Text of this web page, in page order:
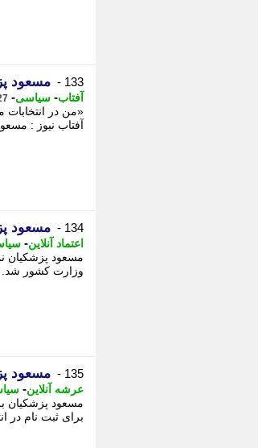
133 - مسعود
آفتاب- سیاسی- 27 ماه پیش - شنبه 12
«من در انتخابات
آفتاب نیوز :
134 - مسعود
اعتماد آنلاین-
مسعود پزشکیان
وزارت کشور
135 - مسعود
عرشه آنلاین-
مسعود پزشکیان
برای ثبت نام در